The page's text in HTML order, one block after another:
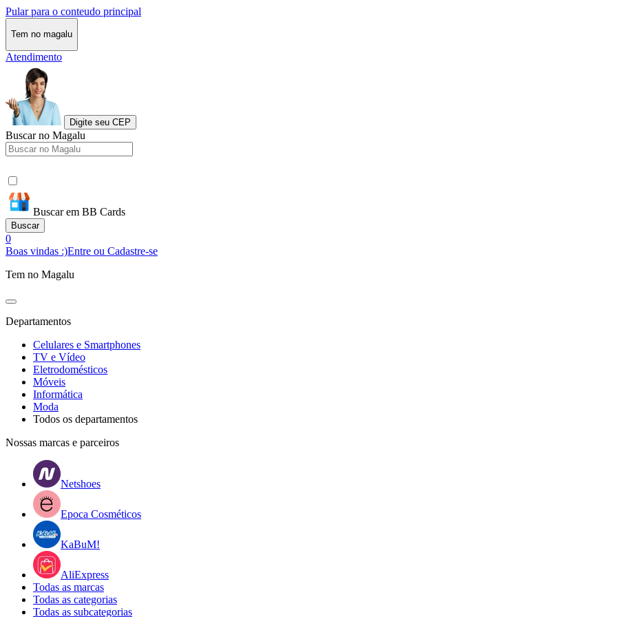
Pular para o conteudo principal
Tem no magalu
Atendimento
Digite seu CEP
Buscar no Magalu
Buscar em BB Cards
Buscar
0
Boas vindas :)Entre ou Cadastre-se
Tem no Magalu
Departamentos
Celulares e Smartphones
TV e Vídeo
Eletrodomésticos
Móveis
Informática
Moda
Todos os departamentos
Nossas marcas e parceiros
Netshoes
Epoca Cosméticos
KaBuM!
AliExpress
Todas as marcas
Todas as categorias
Todas as subcategorias